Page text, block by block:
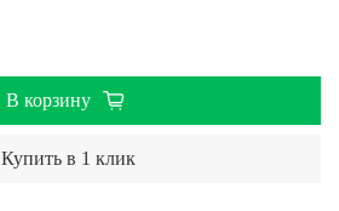
В корзину
Купить в 1 клик